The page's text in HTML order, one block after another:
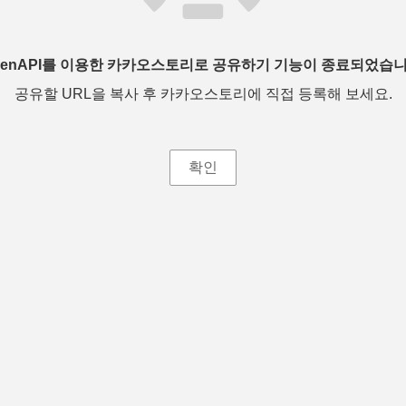
를 이용한 카카오스토리로 공유하기 기능이 종료되었습
공유할 URL을 복사 후 카카오스토리에 직접 등록해 보세요.
확인